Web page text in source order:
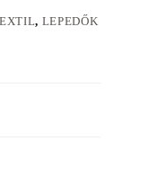
, LEPEDŐK